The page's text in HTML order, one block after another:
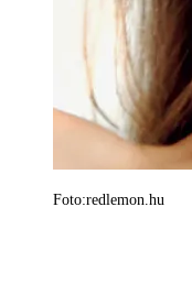
Foto:redlemon.hu